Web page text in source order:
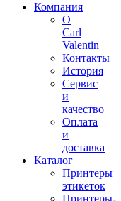
Компания
О
Carl
Valentin
Контакты
История
Сервис
и
качество
Оплата
и
доставка
Каталог
Принтеры
этикеток
Принтеры-